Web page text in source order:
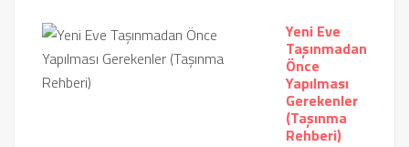
Yeni Eve
Taşınmadan
Önce
Yapılması
Gerekenler
(Taşınma
Rehberi)